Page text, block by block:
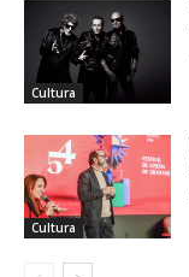
Cultura
Cultura